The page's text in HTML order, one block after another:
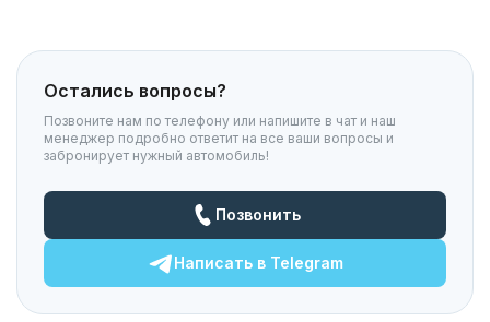
Остались вопросы?
Позвоните нам по телефону или напишите в чат и наш
менеджер подробно ответит на все ваши вопросы и
забронирует нужный автомобиль!
Позвонить
Написать вTelegram